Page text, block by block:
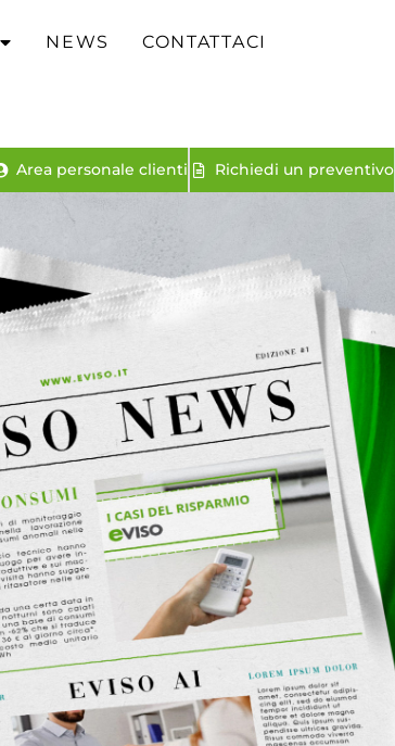
NEWS CONTATTACI
Area personale clienti Richiedi un preventivo